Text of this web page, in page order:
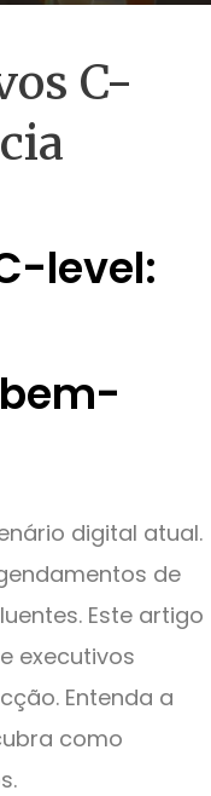
C-
level:
digital atual.
de
Este artigo
executivos
Entenda a
como